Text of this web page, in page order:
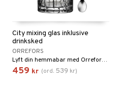
City mixing glas inklusive
drinksked
ORREFORS
Lyft din hemmabar med Orrefors City mixingglas inklusive drinksked – en elegant kombination av funktion och skandinavisk design.
459 kr (ord. 539 kr)